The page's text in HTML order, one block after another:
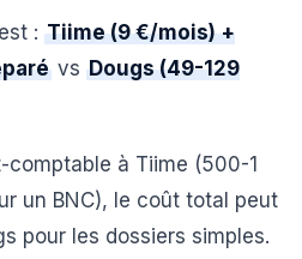
: Tiime (9 €/mois) +
vs Dougs (49-129
à Tiime (500-1
un BNC), le coût total peut
pour les dossiers simples.